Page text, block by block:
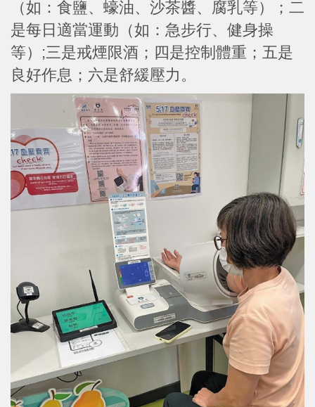
（如：食鹽、蠔油、沙茶醬、腐乳等）；二
是每日適當運動（如：急步行、健身操
等）;三是戒煙限酒；四是控制體重；五是
良好作息；六是舒緩壓力。